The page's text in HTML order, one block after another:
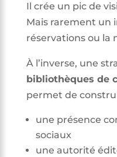
Il crée un pic de
Mais rarement un
réservations ou la
À l’inverse, une
bibliothèques de
permet de
une présence
sociaux
une autorité